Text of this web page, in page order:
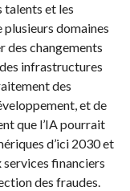
talents et les
domaines
des changements
infrastructures
des
et de
que l’IA pourrait
d’ici 2030 et
services financiers
des fraudes.